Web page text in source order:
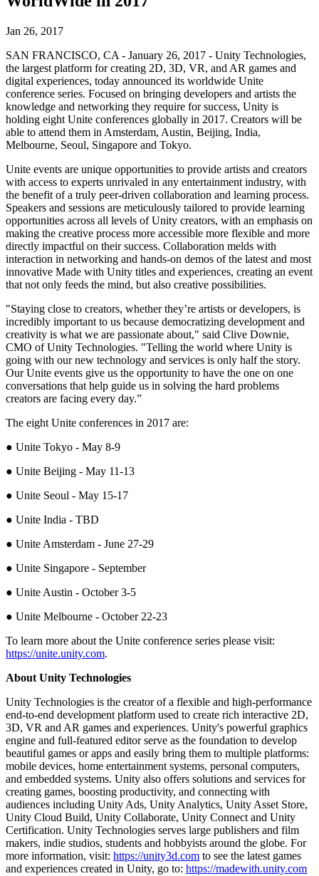
LiveOps
Développez
Acquisition de nouveaux joueurs
Faites-vous découvrir et acquérez des utilisateurs mobiles
Achats intégrés
Gérer IAP entre les magasins et D2C
Monétisation
Connectez les joueurs avec les bons jeux
Faites de la publicité avec Unity
Monétisez avec Unity
Cas d’utilisation
Jeux mobiles
Créez et développez des succès mobiles avec Unity
Jeux indépendants
Jeux XR
Lancez des jeux XR sur plusieurs plateformes
Jeux multijoueur
Simplifiez le développement de jeux multijoueurs
Distribution
Automobile
Stimulez l'innovation et les expériences en voiture
Voir toutes les industries
Histoires de succès dans le monde réel
Guides des meilleures pratiques
Conseils et astuces d'experts
Démos
Démos, échantillons et éléments de base
Toutes les ressources
Nouveautés
Blog
Mises à jour, informations et conseils techniques
Actualités
Actualités, histoires et centre de presse
Célébration des créateurs Unity dans le monde entier
Guides pratiques
Formation
Pour les étudiants
Démarrez votre carrière
Pour les enseignants
Boostez votre enseignement
Licence d'enseignement subventionnée
Apportez la puissance de Unity à votre institution
Certifications
Prouvez votre maîtrise de Unity
Jan 26, 2017
SAN FRANCISCO, CA - January 26, 2017 - Unity Technologies,
the largest platform for creating 2D, 3D, VR, and AR games and
digital experiences, today announced its worldwide Unite
conference series. Focused on bringing developers and artists the
knowledge and networking they require for success, Unity is
holding eight Unite conferences globally in 2017. Creators will be
able to attend them in Amsterdam, Austin, Beijing, India,
Melbourne, Seoul, Singapore and Tokyo.
Unite events are unique opportunities to provide artists and creators
with access to experts unrivaled in any entertainment industry, with
the benefit of a truly peer-driven collaboration and learning process.
Speakers and sessions are meticulously tailored to provide learning
opportunities across all levels of Unity creators, with an emphasis on
making the creative process more accessible more flexible and more
directly impactful on their success. Collaboration melds with
interaction in networking and hands-on demos of the latest and most
innovative Made with Unity titles and experiences, creating an event
that not only feeds the mind, but also creative possibilities.
"Staying close to creators, whether they’re artists or developers, is
incredibly important to us because democratizing development and
creativity is what we are passionate about," said Clive Downie,
CMO of Unity Technologies. "Telling the world where Unity is
going with our new technology and services is only half the story.
Our Unite events give us the opportunity to have the one on one
conversations that help guide us in solving the hard problems
creators are facing every day.”
The eight Unite conferences in 2017 are:
● Unite Tokyo - May 8-9
● Unite Beijing - May 11-13
● Unite Seoul - May 15-17
● Unite India - TBD
● Unite Amsterdam - June 27-29
● Unite Singapore - September
● Unite Austin - October 3-5
● Unite Melbourne - October 22-23
To learn more about the Unite conference series please visit:
https://unite.unity.com.
About Unity Technologies
Unity Technologies is the creator of a flexible and high-performance
end-to-end development platform used to create rich interactive 2D,
3D, VR and AR games and experiences. Unity's powerful graphics
engine and full-featured editor serve as the foundation to develop
beautiful games or apps and easily bring them to multiple platforms:
mobile devices, home entertainment systems, personal computers,
and embedded systems. Unity also offers solutions and services for
creating games, boosting productivity, and connecting with
audiences including Unity Ads, Unity Analytics, Unity Asset Store,
Unity Cloud Build, Unity Collaborate, Unity Connect and Unity
Certification. Unity Technologies serves large publishers and film
makers, indie studios, students and hobbyists around the globe. For
more information, visit: https://unity3d.com to see the latest games
and experiences created in Unity, go to: https://madewith.unity.com